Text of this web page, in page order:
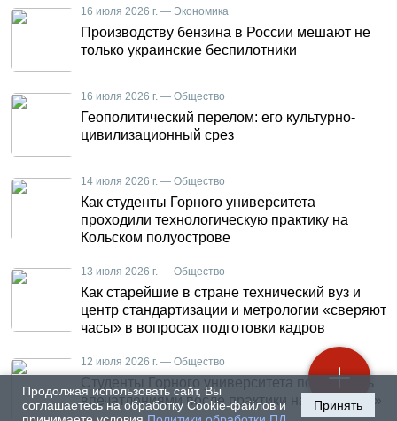
Продолжая использовать сайт, Вы
соглашаетесь на обработку Cookie-файлов и
Принять
16 июля 2026 г. — Экономика
Производству бензина в России мешают не
только украинские беспилотники
16 июля 2026 г. — Общество
Геополитический перелом: его культурно-
цивилизационный срез
14 июля 2026 г. — Общество
Как студенты Горного университета
проходили технологическую практику на
Кольском полуострове
13 июля 2026 г. — Общество
Как старейшие в стране технический вуз и
центр стандартизации и метрологии «сверяют
часы» в вопросах подготовки кадров
12 июля 2026 г. — Общество
Студенты Горного университета поделились
впечатлениями после практики на «КАМАЗе»